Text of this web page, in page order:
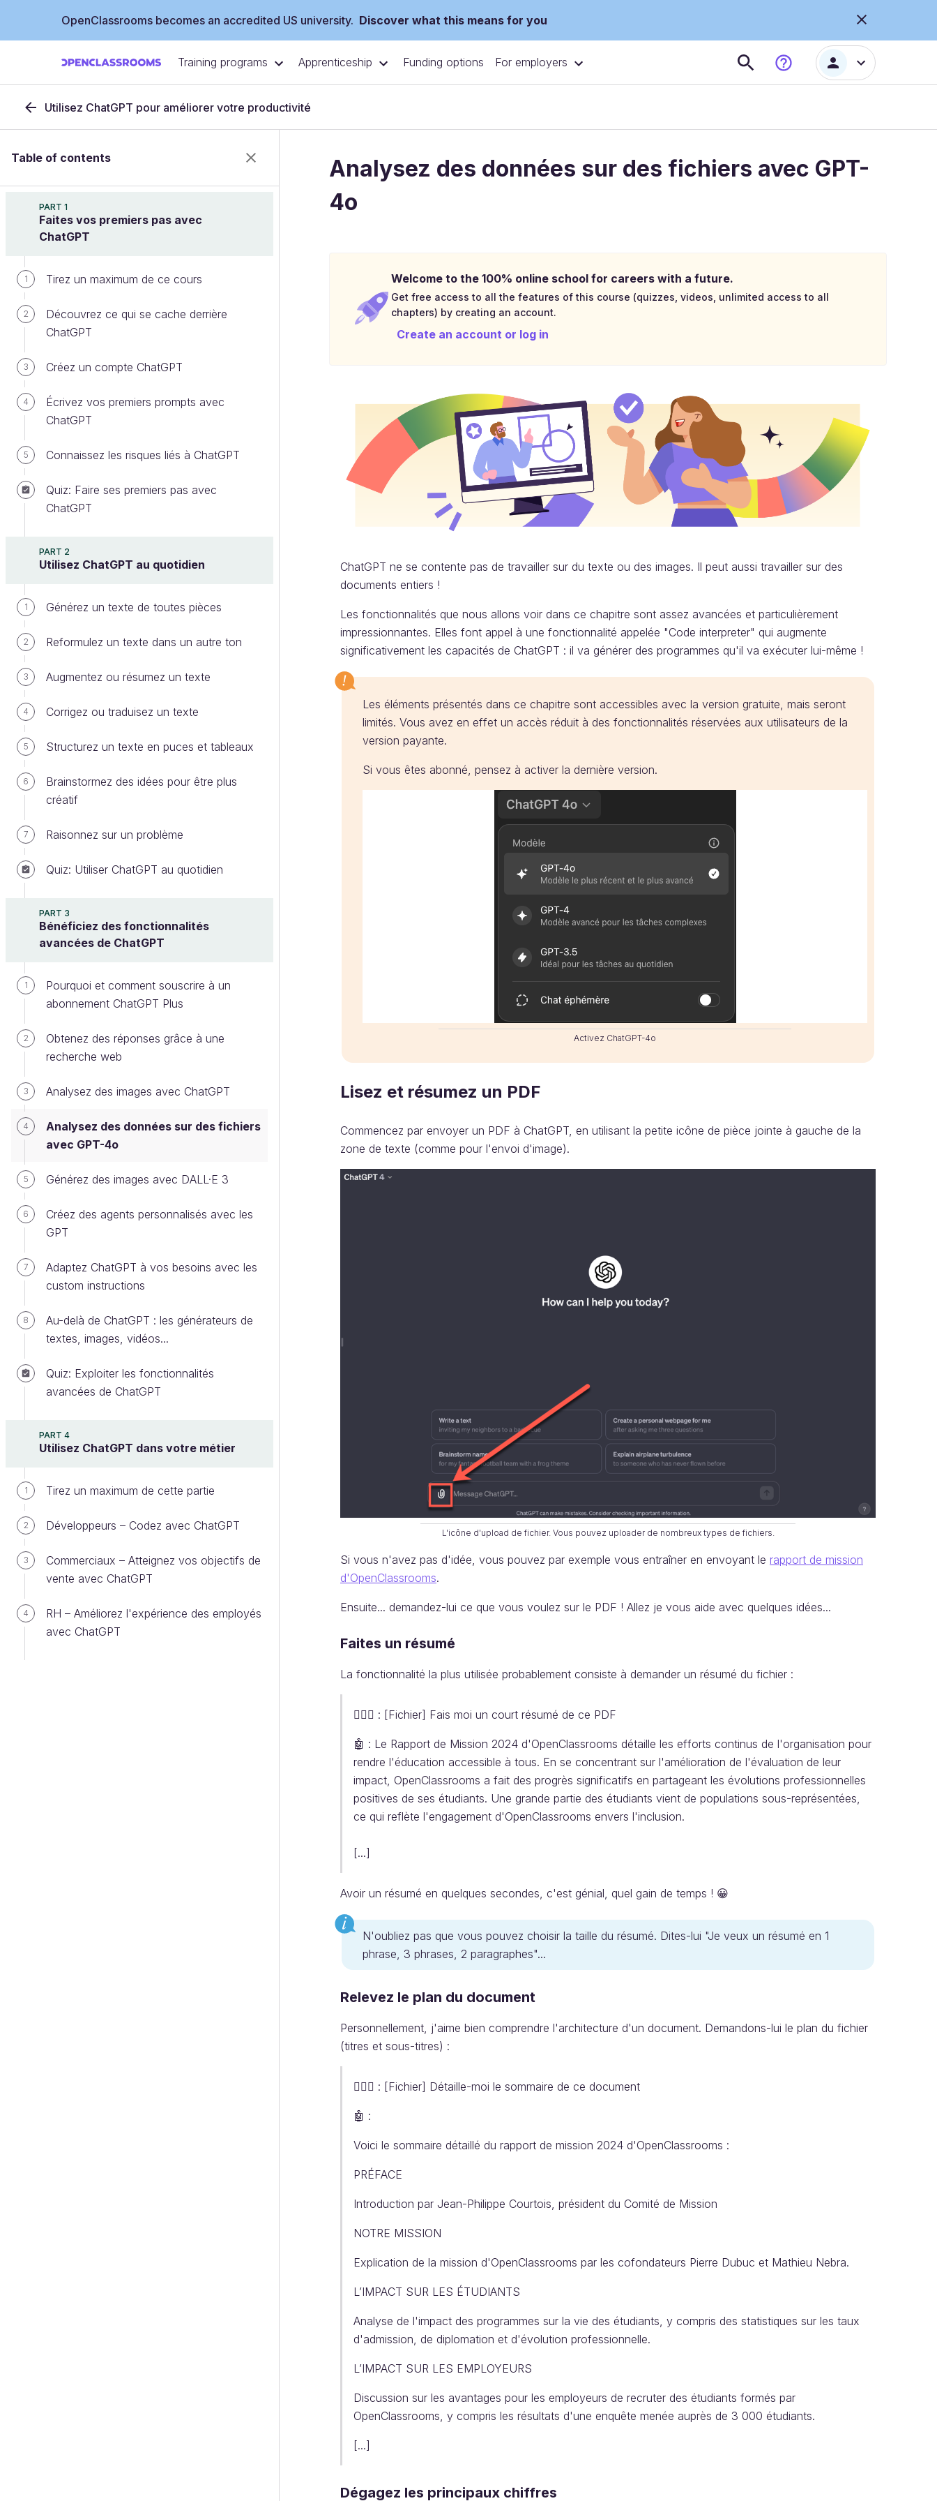
OpenClassrooms becomes an accredited US university. Discover what this means for you
Training programs Apprenticeship Funding options For employers
Utilisez ChatGPT pour améliorer votre productivité
Table of contents
PART 1
Faites vos premiers pas avec
ChatGPT
1 Tirez un maximum de ce cours
2
Découvrez ce qui se cache derrière
ChatGPT
3 Créez un compte ChatGPT
4
Écrivez vos premiers prompts avec
ChatGPT
5 Connaissez les risques liés à ChatGPT
Quiz: Faire ses premiers pas avec
ChatGPT
PART 2
Utilisez ChatGPT au quotidien
1 Générez un texte de toutes pièces
2 Reformulez un texte dans un autre ton
3 Augmentez ou résumez un texte
4 Corrigez ou traduisez un texte
5 Structurez un texte en puces et tableaux
6
Brainstormez des idées pour être plus
créatif
7 Raisonnez sur un problème
Quiz: Utiliser ChatGPT au quotidien
PART 3
Bénéficiez des fonctionnalités
avancées de ChatGPT
1
Pourquoi et comment souscrire à un
abonnement ChatGPT Plus
2
Obtenez des réponses grâce à une
recherche web
3 Analysez des images avec ChatGPT
4
Analysez des données sur des fichiers
avec GPT-4o
5 Générez des images avec DALL·E 3
6
Créez des agents personnalisés avec les
GPT
7
Adaptez ChatGPT à vos besoins avec les
custom instructions
8
Au-delà de ChatGPT : les générateurs de
textes, images, vidéos...
Quiz: Exploiter les fonctionnalités
avancées de ChatGPT
PART 4
Utilisez ChatGPT dans votre métier
1 Tirez un maximum de cette partie
2 Développeurs – Codez avec ChatGPT
3
Commerciaux – Atteignez vos objectifs de
vente avec ChatGPT
4
RH – Améliorez l'expérience des employés
avec ChatGPT
Analysez des données sur des fichiers avec GPT-
4o
Welcome to the 100% online school for careers with a future.
Get free access to all the features of this course (quizzes, videos, unlimited access to all
chapters) by creating an account.
Create an account or log in
ChatGPT ne se contente pas de travailler sur du texte ou des images. Il peut aussi travailler sur des
documents entiers !
Les fonctionnalités que nous allons voir dans ce chapitre sont assez avancées et particulièrement
impressionnantes. Elles font appel à une fonctionnalité appelée "Code interpreter" qui augmente
significativement les capacités de ChatGPT : il va générer des programmes qu'il va exécuter lui-même !
Les éléments présentés dans ce chapitre sont accessibles avec la version gratuite, mais seront
limités. Vous avez en effet un accès réduit à des fonctionnalités réservées aux utilisateurs de la
version payante.
Si vous êtes abonné, pensez à activer la dernière version.
Activez ChatGPT-4o
Lisez et résumez un PDF
Commencez par envoyer un PDF à ChatGPT, en utilisant la petite icône de pièce jointe à gauche de la
zone de texte (comme pour l'envoi d'image).
L'icône d'upload de fichier. Vous pouvez uploader de nombreux types de fichiers.
Si vous n'avez pas d'idée, vous pouvez par exemple vous entraîner en envoyant le rapport de mission
d'OpenClassrooms.
Ensuite... demandez-lui ce que vous voulez sur le PDF ! Allez je vous aide avec quelques idées...
Faites un résumé
La fonctionnalité la plus utilisée probablement consiste à demander un résumé du fichier :
🧔🏻‍♂️ : [Fichier] Fais moi un court résumé de ce PDF
🤖 : Le Rapport de Mission 2024 d'OpenClassrooms détaille les efforts continus de l'organisation pour
rendre l'éducation accessible à tous. En se concentrant sur l'amélioration de l'évaluation de leur
impact, OpenClassrooms a fait des progrès significatifs en partageant les évolutions professionnelles
positives de ses étudiants. Une grande partie des étudiants vient de populations sous-représentées,
ce qui reflète l'engagement d'OpenClassrooms envers l'inclusion.
[...]
Avoir un résumé en quelques secondes, c'est génial, quel gain de temps ! 😀
N'oubliez pas que vous pouvez choisir la taille du résumé. Dites-lui "Je veux un résumé en 1
phrase, 3 phrases, 2 paragraphes"...
Relevez le plan du document
Personnellement, j'aime bien comprendre l'architecture d'un document. Demandons-lui le plan du fichier
(titres et sous-titres) :
🧔🏻‍♂️ : [Fichier] Détaille-moi le sommaire de ce document
🤖 :
Voici le sommaire détaillé du rapport de mission 2024 d'OpenClassrooms :
PRÉFACE
Introduction par Jean-Philippe Courtois, président du Comité de Mission
NOTRE MISSION
Explication de la mission d'OpenClassrooms par les cofondateurs Pierre Dubuc et Mathieu Nebra.
L’IMPACT SUR LES ÉTUDIANTS
Analyse de l'impact des programmes sur la vie des étudiants, y compris des statistiques sur les taux
d'admission, de diplomation et d'évolution professionnelle.
L’IMPACT SUR LES EMPLOYEURS
Discussion sur les avantages pour les employeurs de recruter des étudiants formés par
OpenClassrooms, y compris les résultats d'une enquête menée auprès de 3 000 étudiants.
[...]
Dégagez les principaux chiffres